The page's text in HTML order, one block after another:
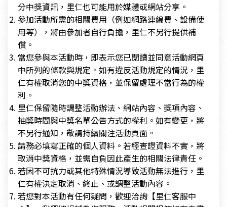
分中獎資訊，里仁也可能用於媒體或網站分享。
參加活動所需的相關費用（例如網路連線費、設備使
用等），將由參加者自行負擔，里仁不另行提供補
償。
當您參與本活動時，即表示您已閱讀並同意活動網頁
中所列的條款與規定。如有違反活動規定的情況，里
仁有權取消您的中獎資格，並保留處理不當行為的權
利。
里仁保留隨時調整活動辦法、網站內容、獎項內容、
抽獎時間與中獎名單公告方式的權利。如有變更，將
不另行通知，敬請持續關注活動頁面。
請務必填寫正確的個人資料。若經查證資料不實，將
取消中獎資格，並需自負因此產生的相關法律責任。
若因不可抗力或其他特殊情況導致活動無法進行，里
仁有權決定取消、終止、或調整活動內容。
若您對本活動有任何疑問，歡迎洽詢【里仁客服中